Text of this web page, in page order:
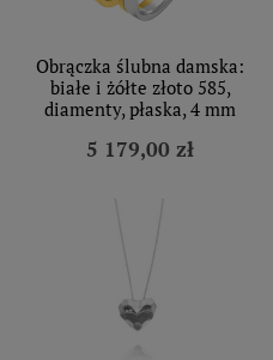
Obrączka ślubna damska:
białe i żółte złoto 585,
diamenty, płaska, 4 mm
5 179,00 zł